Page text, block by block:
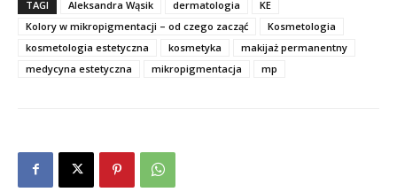
TAGI Aleksandra Wąsik dermatologia
KE
Kolory w mikropigmentacji – od czego zacząć
Kosmetologia
kosmetologia estetyczna
kosmetyka
makijaż permanentny
medycyna estetyczna
mikropigmentacja mp